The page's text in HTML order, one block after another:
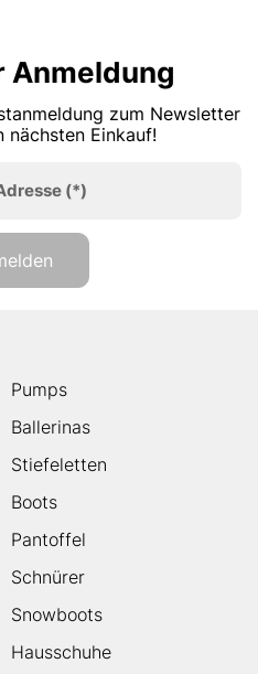
Anmeldung
zum Newsletter
nächsten Einkauf!
(*)
Pumps
Ballerinas
Stiefeletten
Boots
Pantoffel
Schnürer
Snowboots
Hausschuhe